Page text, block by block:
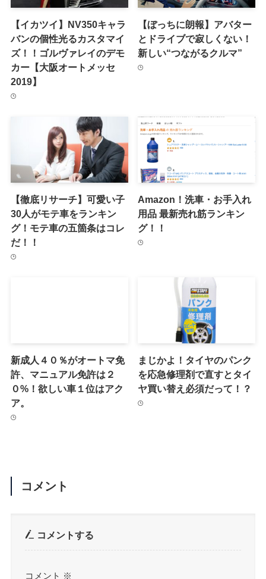
【イカツイ】NV350キャラ
バンの個性光るカスタマイ
ズ！！ゴルヴァレイのデモ
カー【大阪オートメッセ
2019】
【ぼっちに朗報】アバター
とドライブで寂しくない！
新しい“つながるクルマ”
【徹底リサーチ】可愛い子
30人がモテ車をランキン
グ！モテ車の五箇条はコレ
だ！！
Amazon！洗車・お手入れ
用品 最新売れ筋ランキン
グ！！
新成人４０％がオートマ免
許、マニュアル免許は２
０%！欲しい車１位はアク
ア。
まじかよ！タイヤのパンク
を応急修理剤で直すとタイ
ヤ買い替え必須だって！？
コメント
コメントする
コメント ※